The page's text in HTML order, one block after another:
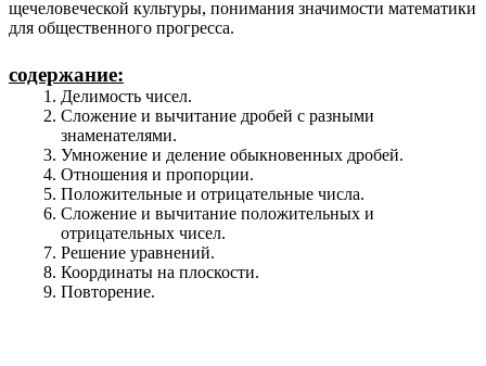
щечеловеческой культуры, понимания значимости математики
для общественного прогресса.
содержание:
Делимость чисел.
Сложение и вычитание дробей с разными
знаменателями.
Умножение и деление обыкновенных дробей.
Отношения и пропорции.
Положительные и отрицательные числа.
Сложение и вычитание положительных и
отрицательных чисел.
Решение уравнений.
Координаты на плоскости.
Повторение.